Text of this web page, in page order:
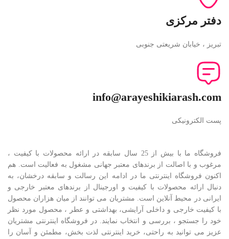
دفتر مرکزی
تبریز ، خیابان شریعتی جنوبی
info@arayeshikiarash.com
پست الکترونیکی
فروشگاه ما با بیش از 25 سال سابقه در ارائه محصولات با کيفيت ،
مرغوب و با اصالت از برندهای معتبر جهانی مشغول به فعاليت است. هم
اکنون فروشگاه اینترنتی ما در ادامه اين رسالت و سابقه درخشان، به
دنبال ارائه محصولات با کيفيت و اورجينال از برندهای معتبر خارجی و
ايرانی در محيط آنلاين است. مشتريان می توانند از ميان هزاران محصول
با کيفيت خارجی و داخلی آرایشی، بهداشتی و عطر ، محصول مورد نظر
خود را جستجو ، بررسی و انتخاب نمايند. در فروشگاه اینترنتی مشتريان
عزیز می توانيد به راحتی، خرید اینترنتی لذت بخش، مطمئن و آسان را